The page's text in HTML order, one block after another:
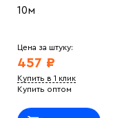
10м
Цена за штуку:
457 ₽
Купить в 1 клик
Купить оптом